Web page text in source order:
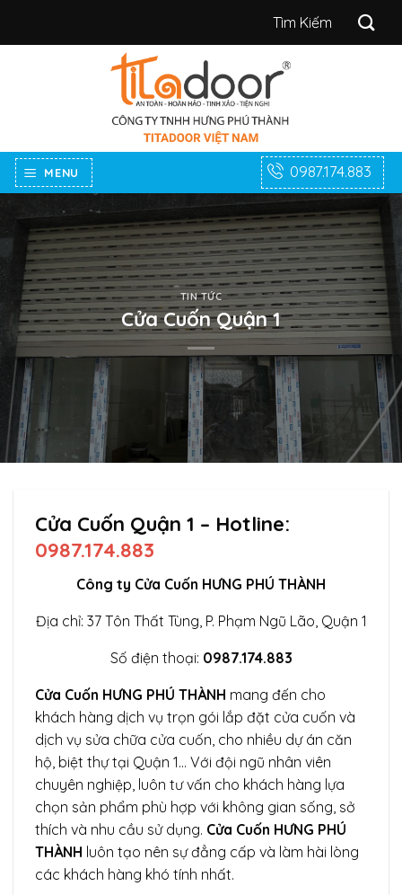
Tìm
MENU 0987.174.883
TIN TỨC
Cửa Cuốn Quận 1
Cửa Cuốn Quận 1 – Hotline:
0987.174.883
Công ty Cửa Cuốn HƯNG PHÚ THÀNH
Địa chỉ: 37 Tôn Thất Tùng, P. Phạm Ngũ Lão, Quận 1
Số điện thoại: 0987.174.883
Cửa Cuốn HƯNG PHÚ THÀNH mang đến cho
khách hàng dịch vụ trọn gói lắp đặt cửa cuốn và
dịch vụ sửa chữa cửa cuốn, cho nhiều dự án căn
hộ, biệt thự tại Quận 1… Với đội ngũ nhân viên
chuyên nghiệp, luôn tư vấn cho khách hàng lựa
chọn sản phẩm phù hợp với không gian sống, sở
thích và nhu cầu sử dụng. Cửa Cuốn HƯNG PHÚ
THÀNH luôn tạo nên sự đẳng cấp và làm hài lòng
các khách hàng khó tính nhất.